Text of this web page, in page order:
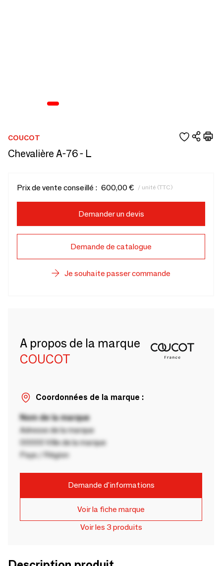
COUCOT
Chevalière A-76 - L
Prix de vente conseillé : 600,00 € / unité (TTC)
Demander un devis
Demande de catalogue
Je souhaite passer commande
A propos de la marque
COUCOT
Coordonnées de la marque :
Nom de la marque
Adresse de la marque
00000 Ville de la marque
Pays / Région
Demande d'informations
Voir la fiche marque
Voir les 3 produits